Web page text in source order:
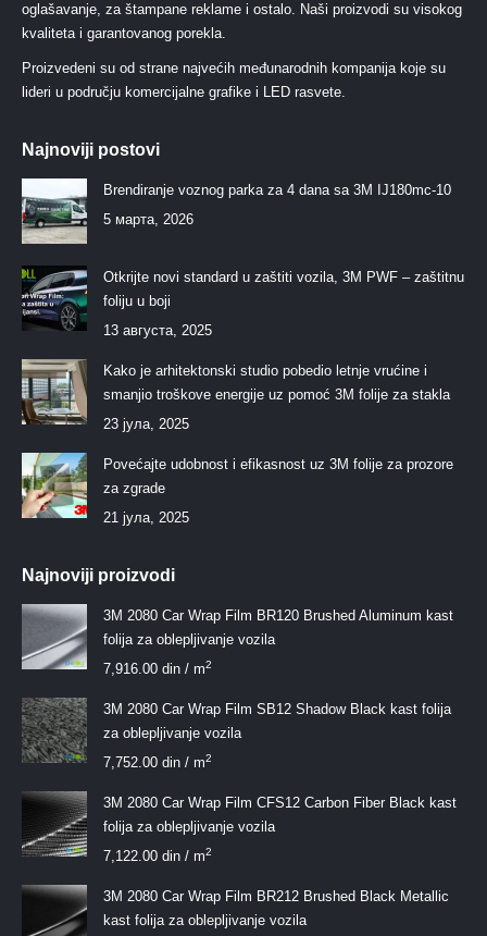
oglašavanje, za štampane reklame i ostalo. Naši proizvodi su visokog
kvaliteta i garantovanog porekla.
Proizvedeni su od strane najvećih međunarodnih kompanija koje su
lideri u području komercijalne grafike i LED rasvete.
Najnoviji postovi
Brendiranje voznog parka za 4 dana sa 3M IJ180mc-10
5 марта, 2026
Otkrijte novi standard u zaštiti vozila, 3M PWF – zaštitnu
foliju u boji
13 августа, 2025
Kako je arhitektonski studio pobedio letnje vrućine i
smanjio troškove energije uz pomoć 3M folije za stakla
23 јула, 2025
Povećajte udobnost i efikasnost uz 3M folije za prozore
za zgrade
21 јула, 2025
Najnoviji proizvodi
3M 2080 Car Wrap Film BR120 Brushed Aluminum kast
folija za oblepljivanje vozila
7,916.00 din / m2
3M 2080 Car Wrap Film SB12 Shadow Black kast folija
za oblepljivanje vozila
7,752.00 din / m2
3M 2080 Car Wrap Film CFS12 Carbon Fiber Black kast
folija za oblepljivanje vozila
7,122.00 din / m2
3M 2080 Car Wrap Film BR212 Brushed Black Metallic
kast folija za oblepljivanje vozila